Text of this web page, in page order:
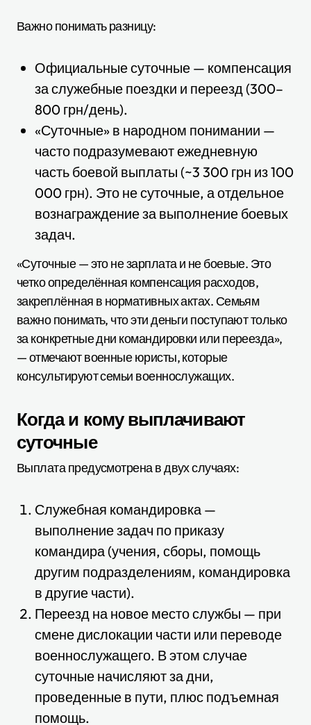
Важно понимать разницу:
Официальные суточные — компенсация
за служебные поездки и переезд (300–
800 грн/день).
«Суточные» в народном понимании —
часто подразумевают ежедневную
часть боевой выплаты (~3 300 грн из 100
000 грн). Это не суточные, а отдельное
вознаграждение за выполнение боевых
задач.
«Суточные — это не зарплата и не боевые. Это
четко определённая компенсация расходов,
закреплённая в нормативных актах. Семьям
важно понимать, что эти деньги поступают только
за конкретные дни командировки или переезда»,
— отмечают военные юристы, которые
консультируют семьи военнослужащих.
Когда и кому выплачивают
суточные
Выплата предусмотрена в двух случаях:
Служебная командировка —
выполнение задач по приказу
командира (учения, сборы, помощь
другим подразделениям, командировка
в другие части).
Переезд на новое место службы — при
смене дислокации части или переводе
военнослужащего. В этом случае
суточные начисляют за дни,
проведенные в пути, плюс подъемная
помощь.